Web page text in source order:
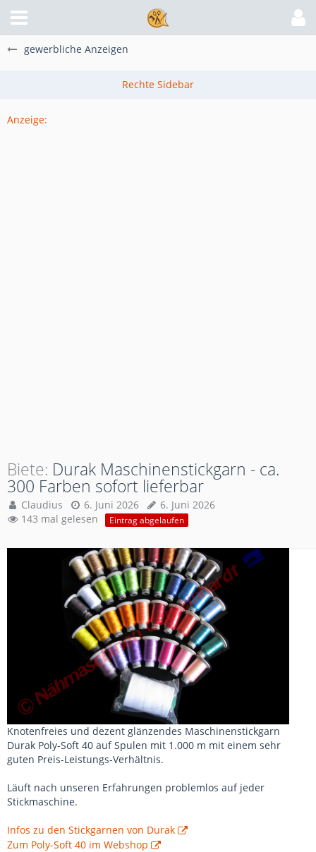
gewerbliche Anzeigen
Anzeige:
Biete Durak Maschinenstickgarn - ca.
300 Farben sofort lieferbar
Claudius 6. Juni 2026
6. Juni 2026
143 mal gelesen
Eintrag abgelaufen
Knotenfreies und dezent glänzendes Maschinenstickgarn
Durak Poly-Soft 40 auf Spulen mit 1.000 m mit einem sehr
guten Preis-Leistungs-Verhältnis.
Läuft nach unseren Erfahrungen problemlos auf jeder
Stickmaschine.
Infos zu den Stickgarnen von Durak
Zum Poly-Soft 40 im Webshop